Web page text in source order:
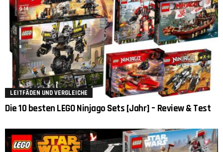
LEITFÄDEN UND VERGLEICHE
Die 10 besten LEGO Ninjago Sets [Jahr] – Review & Test